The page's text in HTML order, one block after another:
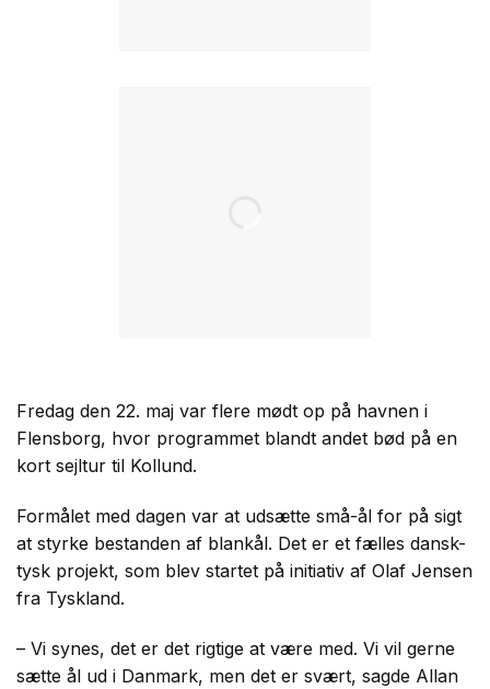
Fredag den 22. maj var flere mødt op på havnen i
Flensborg, hvor programmet blandt andet bød på en
kort sejltur til Kollund.
Formålet med dagen var at udsætte små-ål for på sigt
at styrke bestanden af blankål. Det er et fælles dansk-
tysk projekt, som blev startet på initiativ af Olaf Jensen
fra Tyskland.
– Vi synes, det er det rigtige at være med. Vi vil gerne
sætte ål ud i Danmark, men det er svært, sagde Allan